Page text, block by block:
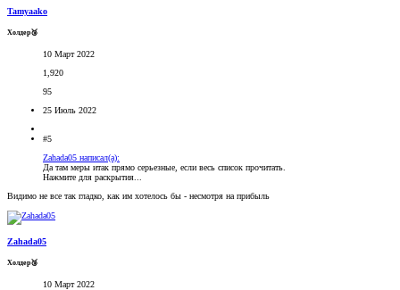
Tamyaako
Холдер🥉
10 Март 2022
1,920
95
25 Июль 2022
#5
Zahada05 написал(а):
Да там меры итак прямо серьезные, если весь список прочитать.
Нажмите для раскрытия...
Видимо не все так гладко, как им хотелось бы - несмотря на прибыль
Zahada05
Холдер🥉
10 Март 2022